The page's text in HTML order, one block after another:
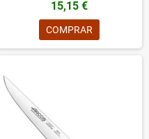
15,15 €
COMPRAR